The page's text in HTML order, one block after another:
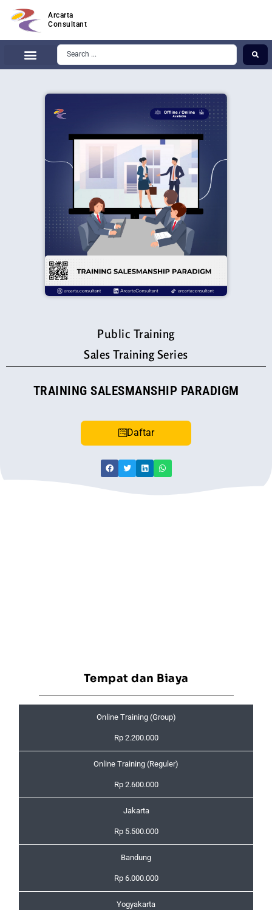
Arcarta
Consultant
Public Training
Sales Training Series
TRAINING SALESMANSHIP PARADIGM
Daftar
Tempat dan Biaya
Online Training (Group)
Rp 2.200.000
Online Training (Reguler)
Rp 2.600.000
Jakarta
Rp 5.500.000
Bandung
Rp 6.000.000
Yogyakarta